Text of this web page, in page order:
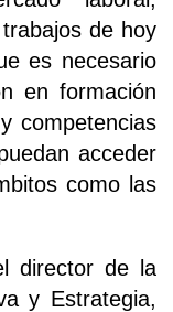
de hoy
es necesario
en formación
competencias
acceder
como las
director de la
y Estrategia,